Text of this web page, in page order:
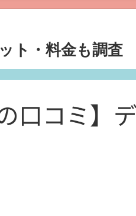
ト・料金も調査